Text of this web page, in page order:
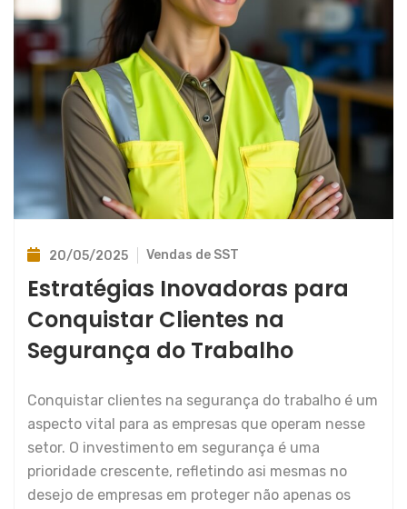
20/05/2025 Vendas de SST
Estratégias Inovadoras para
Conquistar Clientes na
Segurança do Trabalho
Conquistar clientes na segurança do trabalho é um
aspecto vital para as empresas que operam nesse
setor. O investimento em segurança é uma
prioridade crescente, refletindo asi mesmas no
desejo de empresas em proteger não apenas os